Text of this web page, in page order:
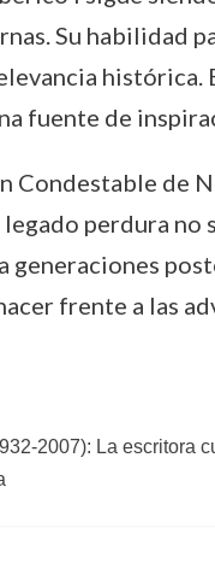
Su habilidad
histórica.
fuente de
Condestable de
legado perdura
generaciones
frente a las
2007): La escritora